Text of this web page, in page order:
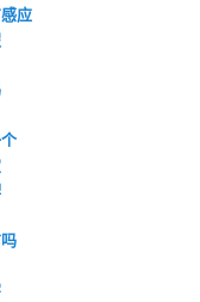
应